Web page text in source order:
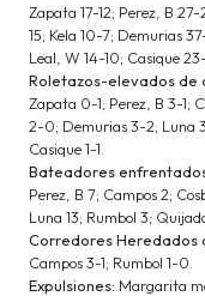
Zapata 17-12; Perez, B
15; Kela 10-7; Demurias
Leal, W 14-10; Casique 23-
Roletazos-elevados de
Zapata 0-1; Perez, B 3-1;
2-0; Demurias 3-2; Luna
Casique 1-1.
Bateadores
Perez, B 7; Campos 2;
Luna 13; Rumbol 3;
Corredores Heredados
Campos 3-1; Rumbol 1-0.
Expulsiones: Margarita